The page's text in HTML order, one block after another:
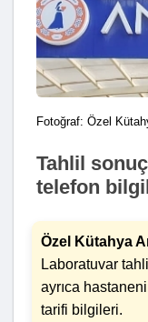
Fotoğraf: Özel
Tahlil
telefon
Özel Kütahya
Laboratuvar
ayrıca
tarifi bilgileri.